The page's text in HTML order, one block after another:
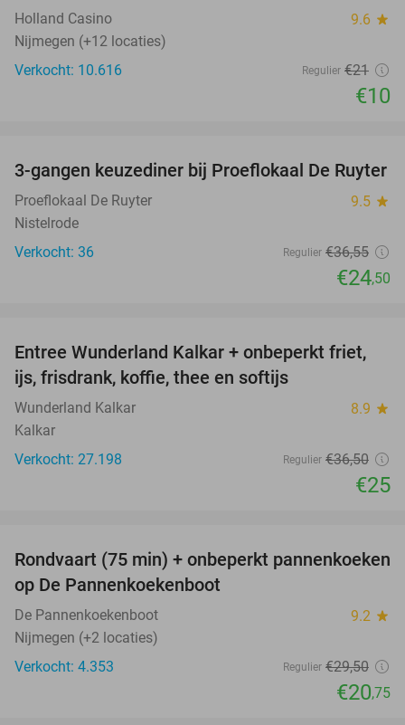
Holland Casino 9.6 star
Nijmegen (+12 locaties)
Verkocht: 10.616
Regulier €21
€10
33%
NEW
TODAY
3-gangen keuzediner bij Proeflokaal De Ruyter
Proeflokaal De Ruyter 9.5 star
Nistelrode
Verkocht: 36
Regulier €36,55
€24,50
32%
Entree Wunderland Kalkar + onbeperkt friet,
ijs, frisdrank, koffie, thee en softijs
Wunderland Kalkar 8.9 star
Kalkar
Verkocht: 27.198
Regulier €36,50
€25
30%
Rondvaart (75 min) + onbeperkt pannenkoeken
op De Pannenkoekenboot
De Pannenkoekenboot 9.2 star
Nijmegen (+2 locaties)
Verkocht: 4.353
Regulier €29,50
€20,75